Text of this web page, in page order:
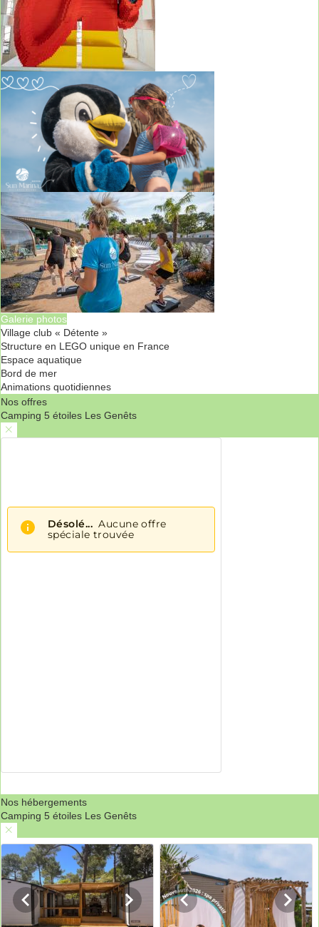
Galerie photos
Village club « Détente »
Structure en LEGO unique en France
Espace aquatique
Bord de mer
Animations quotidiennes
Nos offres
Camping 5 étoiles Les Genêts
Nos hébergements
Camping 5 étoiles Les Genêts